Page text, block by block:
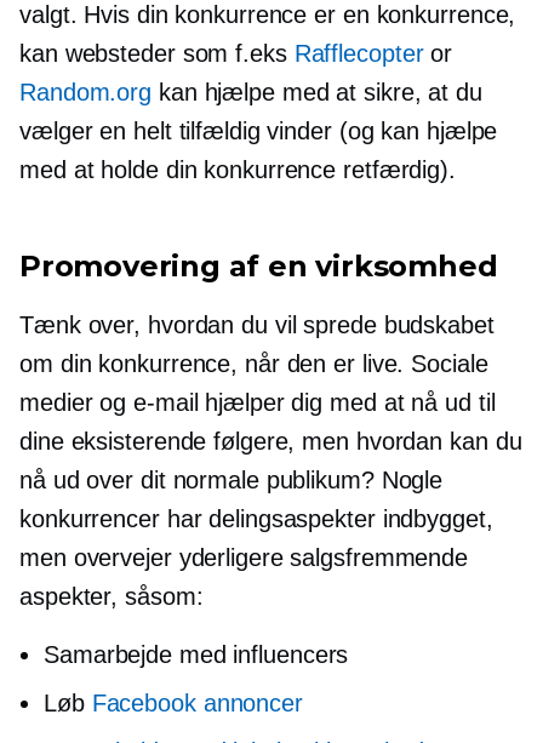
valgt. Hvis din konkurrence er en konkurrence,
kan websteder som f.eks Rafflecopteror
Random.org kan hjælpe med at sikre, at du
vælger en helt tilfældig vinder (og kan hjælpe
med at holde din konkurrence retfærdig).
Promovering af en virksomhed
Tænk over, hvordan du vil sprede budskabet
om din konkurrence, når den er live. Sociale
medier og e-mail hjælper dig med at nå ud til
dine eksisterende følgere, men hvordan kan du
nå ud over dit normale publikum? Nogle
konkurrencer har delingsaspekter indbygget,
men overvejer yderligere salgsfremmende
aspekter, såsom:
Samarbejde med influencers
Løb Facebook annoncer